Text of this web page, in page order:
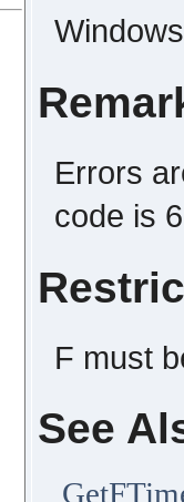
Errors
code is
F must
See